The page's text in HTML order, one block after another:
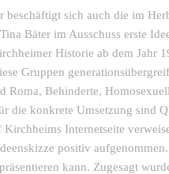
sich auch die im
Bäter im Ausschuss erste
Historie ab dem Jahr
Gruppen
Roma, Behinderte,
die konkrete Umsetzung sind
Internetseite
positiv
kann. Zugesagt